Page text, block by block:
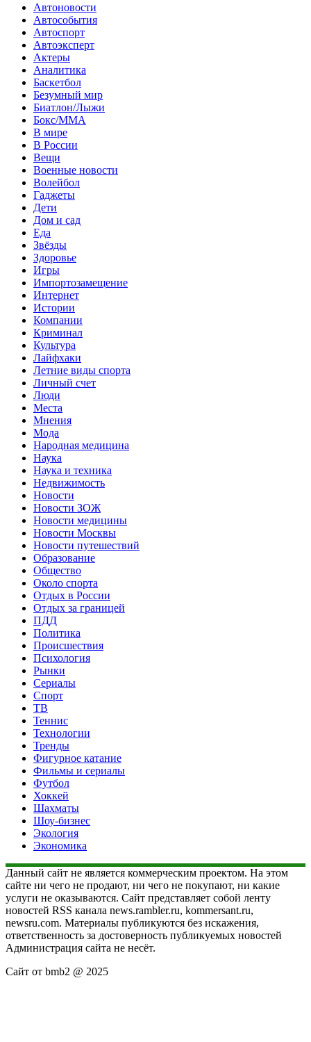
Автоновости
Автособытия
Автоспорт
Автоэксперт
Актеры
Аналитика
Баскетбол
Безумный мир
Биатлон/Лыжи
Бокс/MMA
В мире
В России
Вещи
Военные новости
Волейбол
Гаджеты
Дети
Дом и сад
Еда
Звёзды
Здоровье
Игры
Импортозамещение
Интернет
Истории
Компании
Криминал
Культура
Лайфхаки
Летние виды спорта
Личный счет
Люди
Места
Мнения
Мода
Народная медицина
Наука
Наука и техника
Недвижимость
Новости
Новости ЗОЖ
Новости медицины
Новости Москвы
Новости путешествий
Образование
Общество
Около спорта
Отдых в России
Отдых за границей
ПДД
Политика
Происшествия
Психология
Рынки
Сериалы
Спорт
ТВ
Теннис
Технологии
Тренды
Фигурное катание
Фильмы и сериалы
Футбол
Хоккей
Шахматы
Шоу-бизнес
Экология
Экономика
Данный сайт не является коммерческим проектом. На этом
сайте ни чего не продают, ни чего не покупают, ни какие
услуги не оказываются. Сайт представляет собой ленту
новостей RSS канала news.rambler.ru, kommersant.ru,
newsru.com. Материалы публикуются без искажения,
ответственность за достоверность публикуемых новостей
Администрация сайта не несёт.
Сайт от bmb2 @ 2025